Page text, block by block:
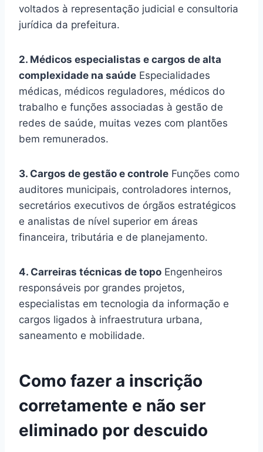
voltados à representação judicial e consultoria
jurídica da prefeitura.
2. Médicos especialistas e cargos de alta
complexidade na saúde Especialidades
médicas, médicos reguladores, médicos do
trabalho e funções associadas à gestão de
redes de saúde, muitas vezes com plantões
bem remunerados.
3. Cargos de gestão e controle Funções como
auditores municipais, controladores internos,
secretários executivos de órgãos estratégicos
e analistas de nível superior em áreas
financeira, tributária e de planejamento.
4. Carreiras técnicas de topo Engenheiros
responsáveis por grandes projetos,
especialistas em tecnologia da informação e
cargos ligados à infraestrutura urbana,
saneamento e mobilidade.
Como fazer a inscrição
corretamente e não ser
eliminado por descuido